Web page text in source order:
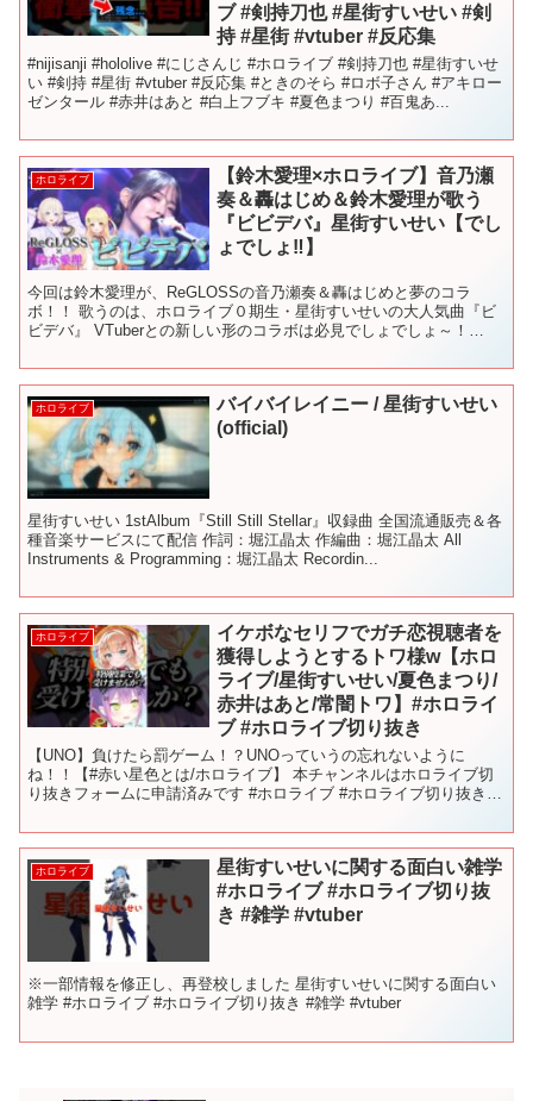
ブ #剣持刀也 #星街すいせい #剣
持 #星街 #vtuber #反応集
#nijisanji #hololive #にじさんじ #ホロライブ #剣持刀也 #星街すいせ
い #剣持 #星街 #vtuber #反応集 #ときのそら #ロボ子さん #アキロー
ゼンタール #赤井はあと #白上フブキ #夏色まつり #百鬼あ...
ホロライブ
【鈴木愛理×ホロライブ】音乃瀬
奏＆轟はじめ＆鈴木愛理が歌う
『ビビデバ』星街すいせい【でし
ょでしょ‼】
今回は鈴木愛理が、ReGLOSSの音乃瀬奏＆轟はじめと夢のコラ
ボ！！ 歌うのは、ホロライブ０期生・星街すいせいの大人気曲『ビ
ビデバ』 VTuberとの新しい形のコラボは必見でしょでしょ～！
ホロライブ
バイバイレイニー / 星街すいせい
(official)
星街すいせい 1stAlbum『Still Still Stellar』収録曲 全国流通販売＆各
種音楽サービスにて配信 作詞：堀江晶太 作編曲：堀江晶太 All
Instruments & Programming：堀江晶太 Recordin...
ホロライブ
イケボなセリフでガチ恋視聴者を
獲得しようとするトワ様w【ホロ
ライブ/星街すいせい/夏色まつり/
赤井はあと/常闇トワ】#ホロライ
ブ #ホロライブ切り抜き
【UNO】負けたら罰ゲーム！？UNOっていうの忘れないように
ね！！【#赤い星色とは/ホロライブ】 本チャンネルはホロライブ切
り抜きフォームに申請済みです #ホロライブ #ホロライブ切り抜き
ホロライブ
星街すいせいに関する面白い雑学
#ホロライブ #ホロライブ切り抜
き #雑学 #vtuber
※一部情報を修正し、再登校しました 星街すいせいに関する面白い
雑学 #ホロライブ #ホロライブ切り抜き #雑学 #vtuber